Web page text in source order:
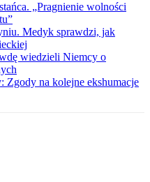
„Pragnienie wolności
Medyk sprawdzi, jak
wiedzieli Niemcy o
Zgody na kolejne ekshumacje